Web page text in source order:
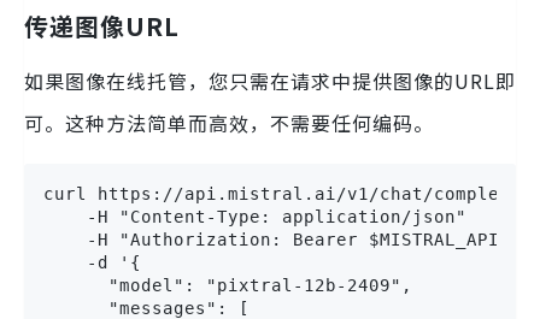
传递图像URL
如果图像在线托管，您只需在请求中提供图像的URL即
可。这种方法简单而高效，不需要任何编码。
curl https://api.mistral.ai/v1/chat/
    -H "Content-Type: application/json"
-H "Authorization: Bearer
    -d '{
      "model": "pixtral-12b-2409",
      "messages": [